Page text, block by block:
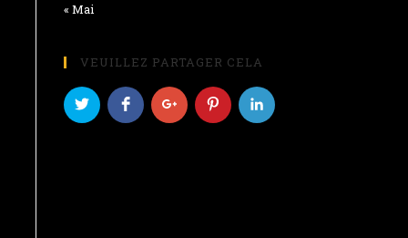
« Mai
VEUILLEZ PARTAGER CELA